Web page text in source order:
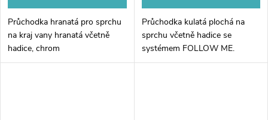
Průchodka hranatá pro sprchu
na kraj vany hranatá včetně
hadice, chrom
Průchodka kulatá plochá na
sprchu včetně hadice se
systémem FOLLOW ME.